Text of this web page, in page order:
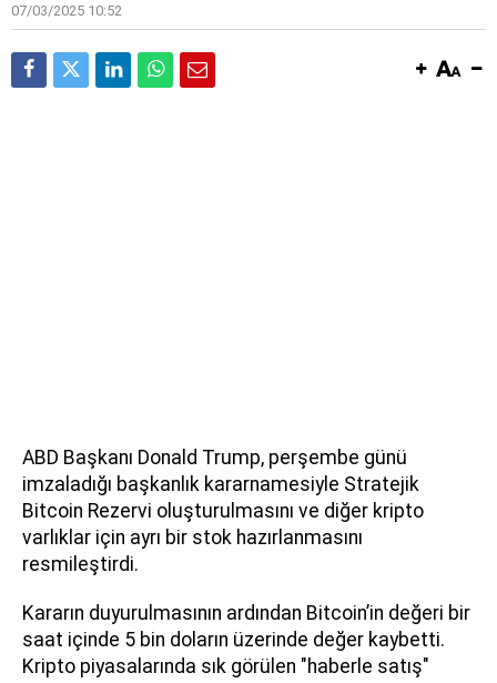
07/03/2025 10:52
ABD Başkanı Donald Trump, perşembe günü
imzaladığı başkanlık kararnamesiyle Stratejik
Bitcoin Rezervi oluşturulmasını ve diğer kripto
varlıklar için ayrı bir stok hazırlanmasını
resmileştirdi.
Kararın duyurulmasının ardından Bitcoin’in değeri bir
saat içinde 5 bin doların üzerinde değer kaybetti.
Kripto piyasalarında sık görülen "haberle satış"